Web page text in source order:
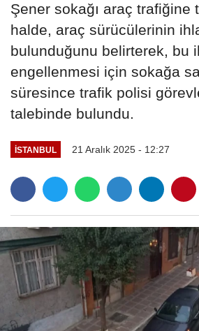
Şener sokağı araç trafiğine
halde, araç sürücülerinin
bulunduğunu belirterek, bu
engellenmesi için sokağa
süresince trafik polisi
talebinde bulundu.
İSTANBUL 21 Aralık 2025 - 12:27